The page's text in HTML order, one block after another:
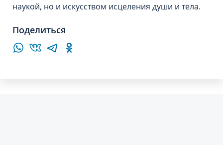
наукой, но и искусством исцеления души и тела.
Поделиться